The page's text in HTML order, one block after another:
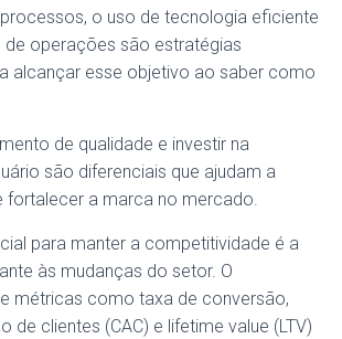
o uso de tecnologia eficiente
de operações são estratégias
alcançar esse objetivo ao saber como
de qualidade e investir na
são diferenciais que ajudam a
fortalecer a marca no mercado.
para manter a competitividade é a
às mudanças do setor. O
métricas como taxa de conversão,
de clientes (CAC) e lifetime value (LTV)